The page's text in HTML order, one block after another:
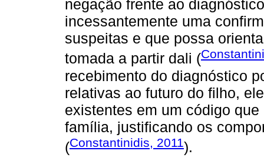
negação frente ao
incessantemente uma
suspeitas e que possa
tomada a partir dali (
recebimento do diagnóstico
relativas ao futuro do filho,
existentes em um código
família, justificando os
(Constantinidis, 2011).